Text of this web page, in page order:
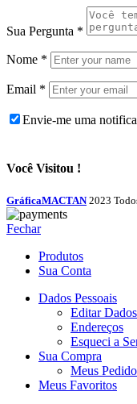
Sua Pergunta *
Nome *
Email *
Envie-me uma
Você Visitou !
GráficaMACTAN 2023
Fechar
Produtos
Sua Conta
Dados Pessoais
Editar
Endereços
Esqueci a
Sua Compra
Meus
Meus Favoritos